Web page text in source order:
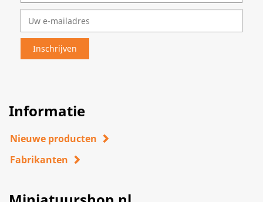
Informatie
Nieuwe producten
Fabrikanten